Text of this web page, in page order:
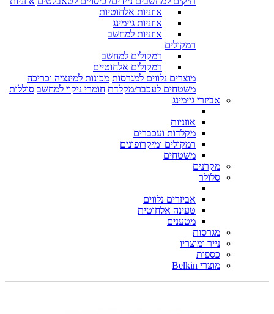
אוזניות אלחוטיות
אוזניות גיימינג
אוזניות למחשב
רמקולים
רמקולים למחשב
רמקולים אלחוטיים
מוצרים נלווים למגרסות מכונות למינציה וכריכה
משטחים לעכבר/מקלדת חומרי ניקוי למחשב סוללות
אביזרי גיימינג
אוזניות
מקלדות ועכברים
רמקולים ומיקרופונים
משטחים
מקרנים
סלולר
אביזרים נלווים
טעינה אלחוטית
מטענים
מגרסות
נייר ומוצריו
כספות
מוצרי Belkin